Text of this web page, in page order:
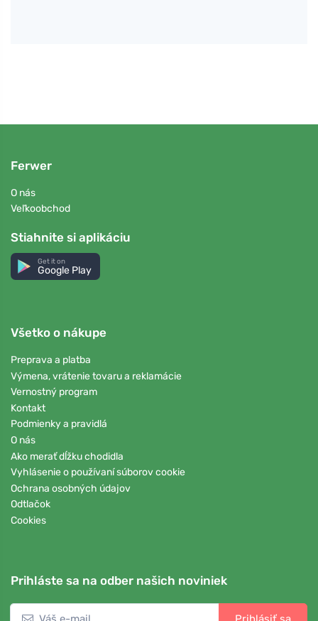
Ferwer
O nás
Veľkoobchod
Stiahnite si aplikáciu
Get it on
Google Play
Všetko o nákupe
Preprava a platba
Výmena, vrátenie tovaru a reklamácie
Vernostný program
Kontakt
Podmienky a pravidlá
O nás
Ako merať dĺžku chodidla
Vyhlásenie o používaní súborov cookie
Ochrana osobných údajov
Odtlačok
Cookies
Prihláste sa na odber našich noviniek